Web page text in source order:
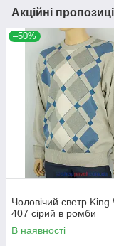
Акційні
–50%
Чоловічий светр King
407 сірий в ромби
В наявності